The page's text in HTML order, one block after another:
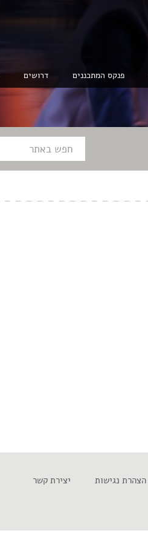
פנקס המתכננים דרושים
הצהרת נגישות יצירת קשר